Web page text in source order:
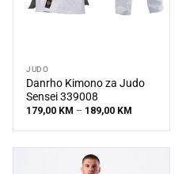
JUDO
Danrho Kimono za Judo
Sensei 339008
179,00 KM – 189,00 KM
179,00 KM
189,00 KM